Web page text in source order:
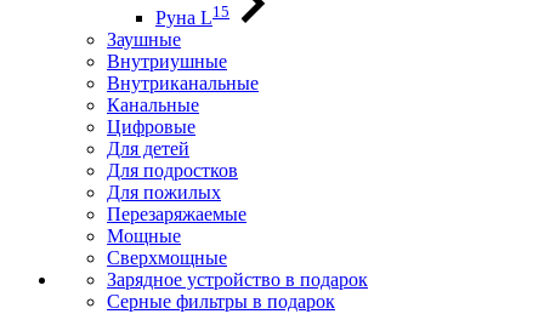
Руна L15
Заушные
Внутриушные
Внутриканальные
Канальные
Цифровые
Для детей
Для подростков
Для пожилых
Перезаряжаемые
Мощные
Сверхмощные
Зарядное устройство в подарок
Серные фильтры в подарок